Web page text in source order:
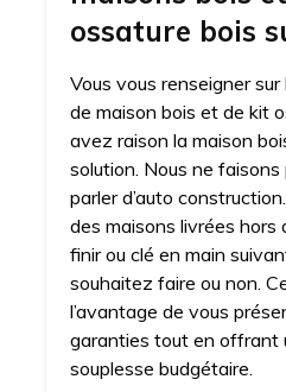
ossature bois
Vous vous renseigner
de maison bois et de kit
avez raison la maison
solution. Nous ne
parler d’auto
des maisons livrées hors
finir ou clé en main
souhaitez faire ou non.
l’avantage de vous
garanties tout en offrant
souplesse budgétaire.